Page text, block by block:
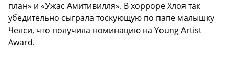
план» и «Ужас Амитивилля». В хорроре Хлоя так
убедительно сыграла тоскующую по папе малышку
Челси, что получила номинацию на Young Artist
Award.